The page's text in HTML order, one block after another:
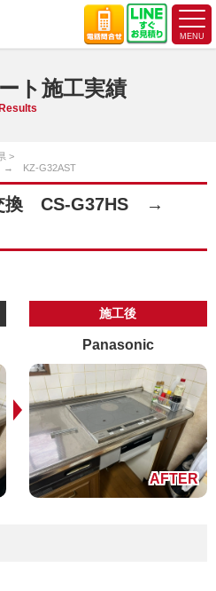
ト施工実績
Results
→ KZ-G32AST
交換 CS-G37HS →
施工後
Panasonic